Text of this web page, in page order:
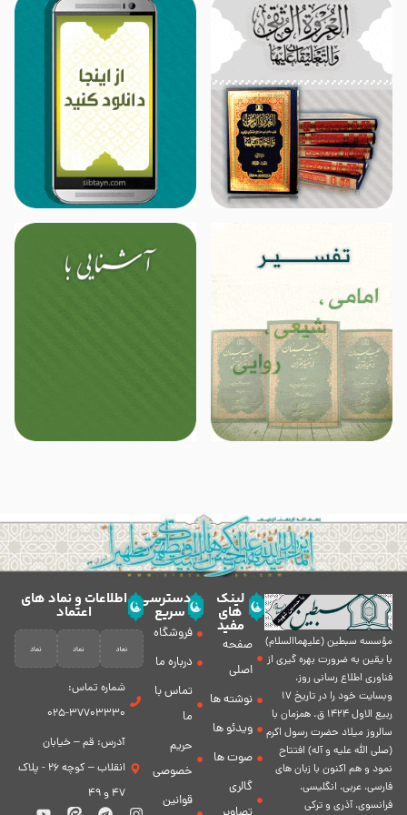
مؤسسه سبطين (عليهماالسلام)
با يقين به ضرورت بهره گیرى از
فناورى اطلاع رسانى روز،
وبسایت خود را در تاريخ 17
ربيع الاول 1424 ق. همزمان با
سالروز ميلاد حضرت رسول اكرم
(صلی الله علیه و آله) افتتاح
نمود و هم اكنون با زبان های
فارسی، عربى، انگلیسی،
فرانسوی، آذری و ترکی
لینک
های
مفید
صفحه
اصلی
نوشته ها
ویدئو ها
صوت ها
گالری
دسترسی
سریع
فروشگاه
درباره ما
تماس با
ما
حریم
خصوصی
قوانین
اطلاعات و نماد های
اعتماد
شماره تماس:
37703330-025
آدرس: قم – خیابان
انقلاب – کوچه 26 - پلاک
47 و 49